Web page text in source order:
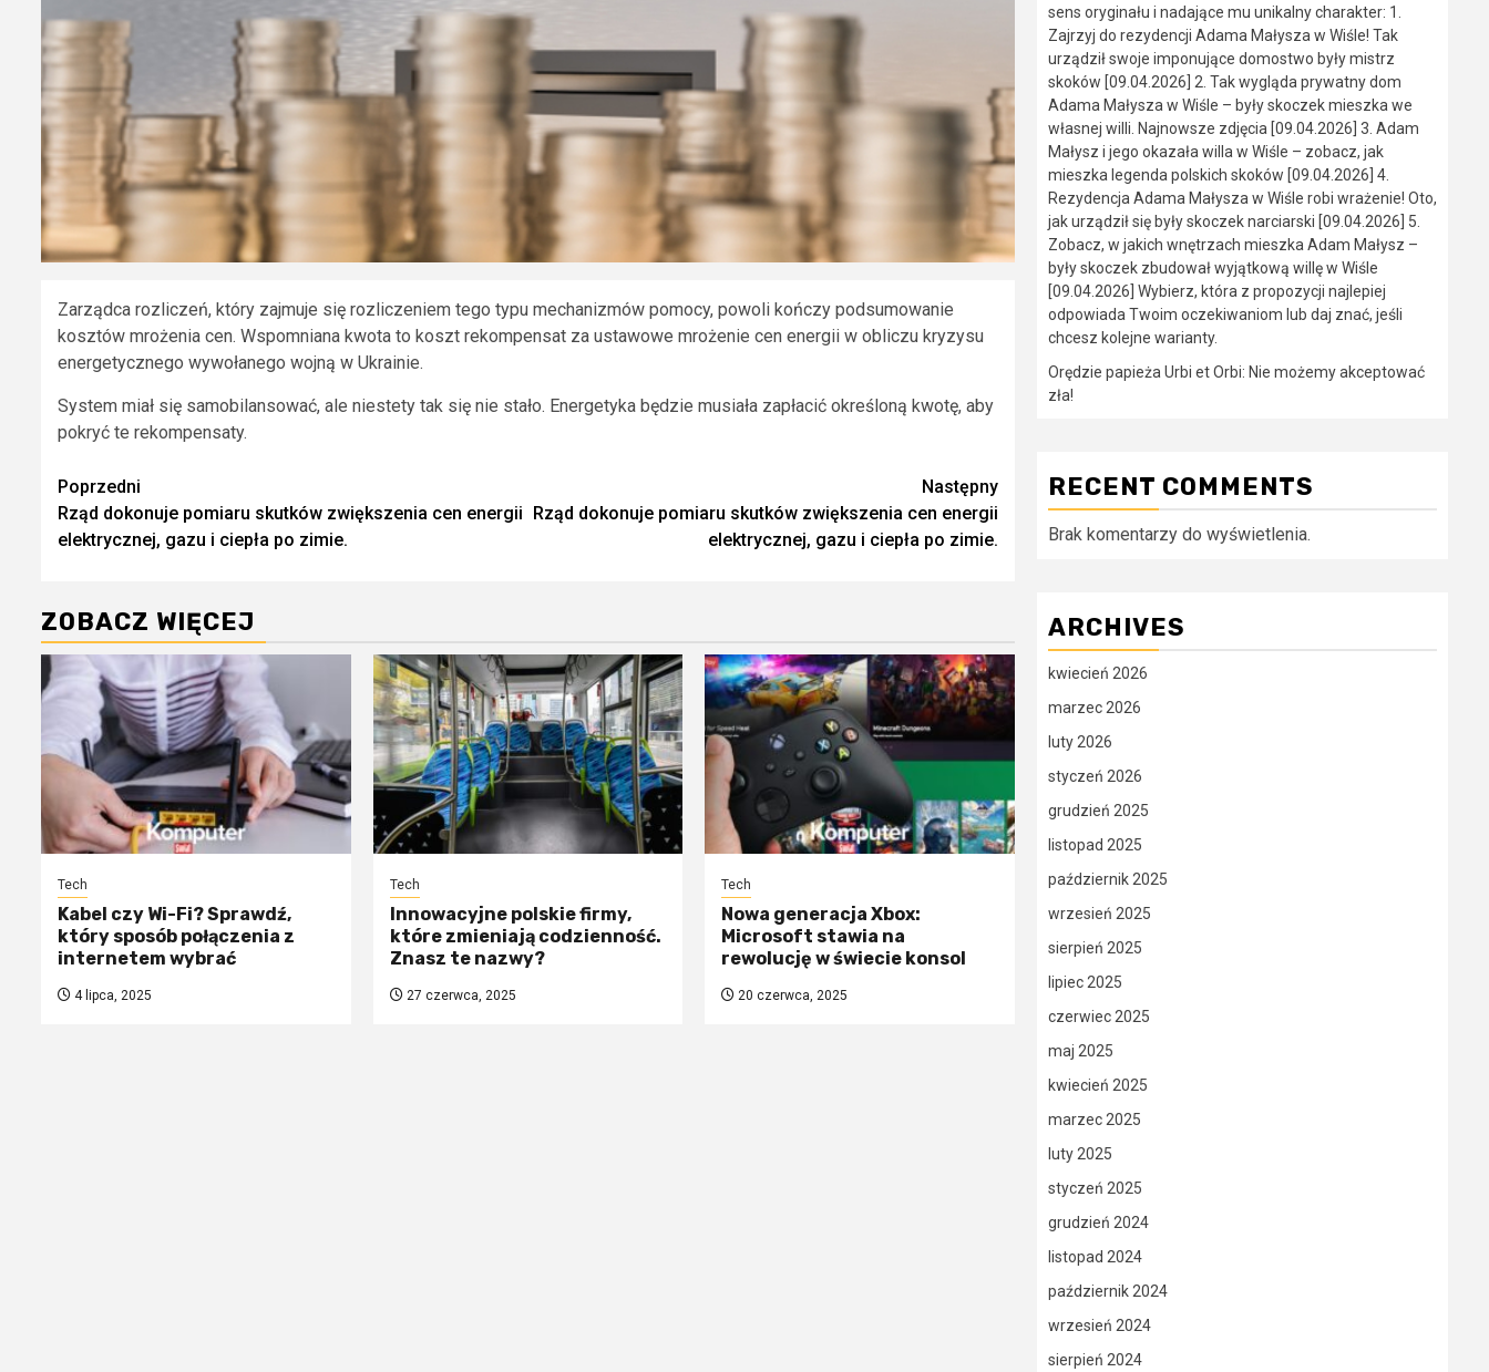
Zarządca rozliczeń, który zajmuje się rozliczeniem tego typu mechanizmów pomocy, powoli kończy podsumowanie
kosztów mrożenia cen. Wspomniana kwota to koszt rekompensat za ustawowe mrożenie cen energii w obliczu kryzysu
energetycznego wywołanego wojną w Ukrainie.
System miał się samobilansować, ale niestety tak się nie stało. Energetyka będzie musiała zapłacić określoną kwotę, aby
pokryć te rekompensaty.
Zobacz
wpisy
Poprzedni
Rząd dokonuje pomiaru skutków zwiększenia cen energii
elektrycznej, gazu i ciepła po zimie.
Następny
Rząd dokonuje pomiaru skutków zwiększenia cen energii
elektrycznej, gazu i ciepła po zimie.
ZOBACZ WIĘCEJ
Tech
Kabel czy Wi-Fi? Sprawdź,
który sposób połączenia z
internetem wybrać
4 lipca, 2025
Tech
Innowacyjne polskie firmy,
które zmieniają codzienność.
Znasz te nazwy?
27 czerwca, 2025
Tech
Nowa generacja Xbox:
Microsoft stawia na
rewolucję w świecie konsol
20 czerwca, 2025
sens oryginału i nadające mu unikalny charakter: 1.
Zajrzyj do rezydencji Adama Małysza w Wiśle! Tak
urządził swoje imponujące domostwo były mistrz
skoków [09.04.2026] 2. Tak wygląda prywatny dom
Adama Małysza w Wiśle – były skoczek mieszka we
własnej willi. Najnowsze zdjęcia [09.04.2026] 3. Adam
Małysz i jego okazała willa w Wiśle – zobacz, jak
mieszka legenda polskich skoków [09.04.2026] 4.
Rezydencja Adama Małysza w Wiśle robi wrażenie! Oto,
jak urządził się były skoczek narciarski [09.04.2026] 5.
Zobacz, w jakich wnętrzach mieszka Adam Małysz –
były skoczek zbudował wyjątkową willę w Wiśle
[09.04.2026] Wybierz, która z propozycji najlepiej
odpowiada Twoim oczekiwaniom lub daj znać, jeśli
chcesz kolejne warianty.
Orędzie papieża Urbi et Orbi: Nie możemy akceptować
zła!
RECENT COMMENTS
Brak komentarzy do wyświetlenia.
ARCHIVES
kwiecień 2026
marzec 2026
luty 2026
styczeń 2026
grudzień 2025
listopad 2025
październik 2025
wrzesień 2025
sierpień 2025
lipiec 2025
czerwiec 2025
maj 2025
kwiecień 2025
marzec 2025
luty 2025
styczeń 2025
grudzień 2024
listopad 2024
październik 2024
wrzesień 2024
sierpień 2024